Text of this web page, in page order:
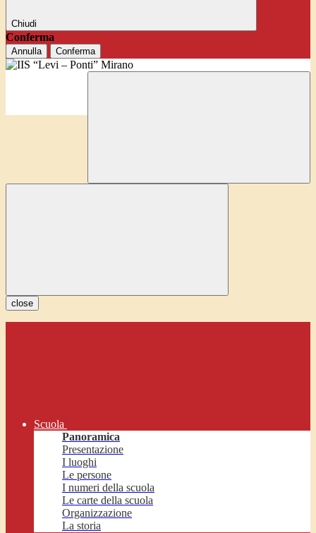
Chiudi
Conferma
Annulla Conferma
close
Scuola
Panoramica
Presentazione
I luoghi
Le persone
I numeri della scuola
Le carte della scuola
Organizzazione
La storia